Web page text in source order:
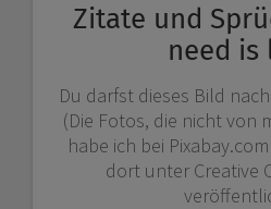
Zitate und
need is
Du darfst dieses Bild
(Die Fotos, die nicht von
habe ich bei
dort unter Creative